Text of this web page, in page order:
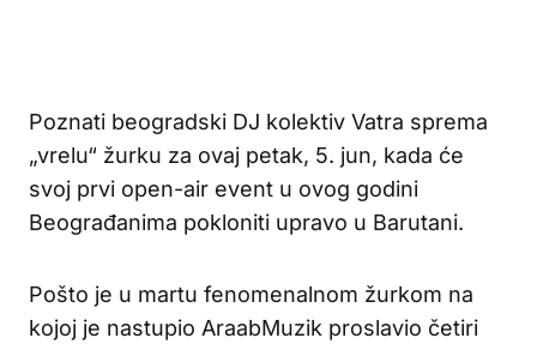
Poznati beogradski DJ kolektiv Vatra sprema
„vrelu“ žurku za ovaj petak, 5. jun, kada će
svoj prvi open-air event u ovog godini
Beograđanima pokloniti upravo u Barutani.
Pošto je u martu fenomenalnom žurkom na
kojoj je nastupio AraabMuzik proslavio četiri